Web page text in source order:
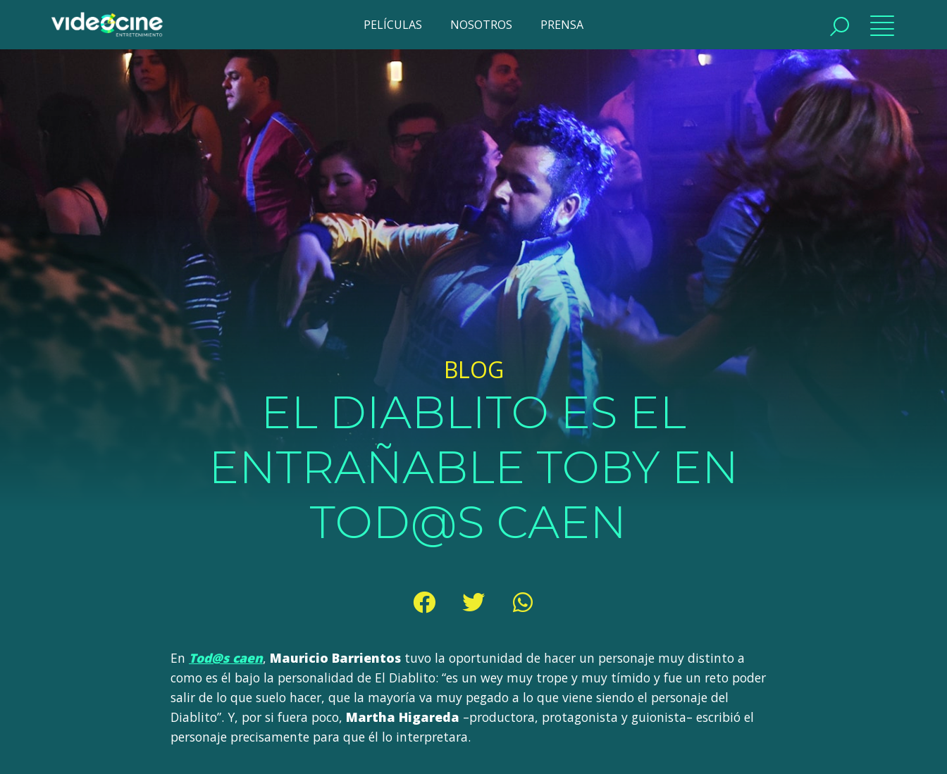
PELÍCULAS NOSOTROS PRENSA
BUSCAR
BLOG
EL DIABLITO ES EL
ENTRAÑABLE TOBY EN
TOD@S CAEN
En Tod@s caen, Mauricio Barrientos tuvo la oportunidad de hacer un personaje muy distinto a
como es él bajo la personalidad de El Diablito: “es un wey muy trope y muy tímido y fue un reto poder
salir de lo que suelo hacer, que la mayoría va muy pegado a lo que viene siendo el personaje del
Diablito”. Y, por si fuera poco, Martha Higareda –productora, protagonista y guionista– escribió el
personaje precisamente para que él lo interpretara.